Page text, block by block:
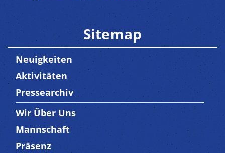
Sitemap
Neuigkeiten
Aktivitäten
Pressearchiv
Trenner3
Wir Über Uns
Mannschaft
Präsenz